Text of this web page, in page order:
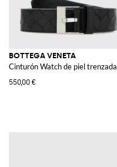
BOTTEGA VENETA
Cinturón Watch de piel trenzada
550,00 €